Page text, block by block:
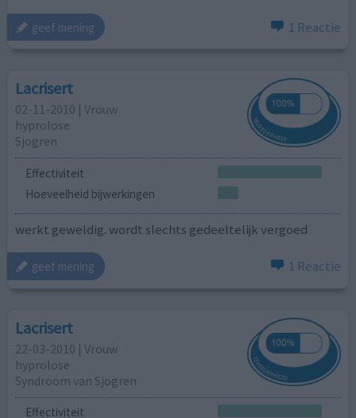
geef mening 1 Reactie
Lacrisert
02-11-2010 | Vrouw
hyprolose
Sjogren
Effectiviteit
Hoeveelheid bijwerkingen
werkt geweldig. wordt slechts gedeeltelijk vergoed
geef mening 1 Reactie
Lacrisert
22-03-2010 | Vrouw
hyprolose
Syndroom van Sjogren
Effectiviteit